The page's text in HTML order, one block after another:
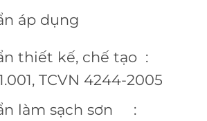
áp dụng
thiết kế, chế tạo :
TCVN 4244-2005
làm sạch sơn :